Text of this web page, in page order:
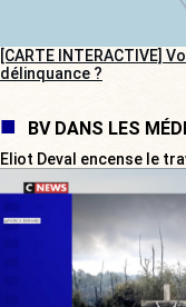
[CARTE INTERACTIVE]
délinquance ?
BV DANS LES
Eliot Deval encense le